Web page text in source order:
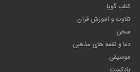
کتاب گویا
تلاوت و آموزش قرآن
سخن
دعا و نغمه های مذهبی
موسیقی